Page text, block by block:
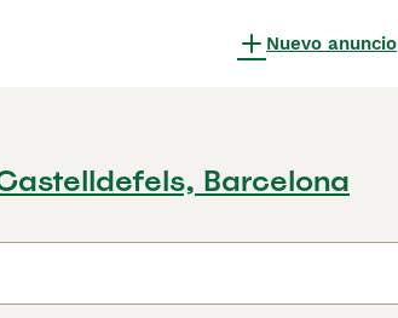
Nuevo anuncio
Barcelona